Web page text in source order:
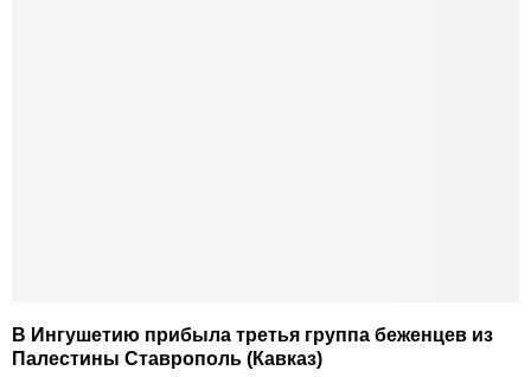
В Ингушетию прибыла третья группа беженцев из
Палестины Ставрополь (Кавказ)